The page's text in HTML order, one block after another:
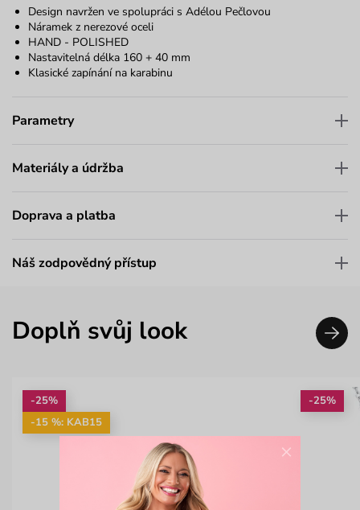
Design navržen ve spolupráci s Adélou Pečlovou
Náramek z nerezové oceli
HAND - POLISHED
Nastavitelná délka 160 + 40 mm
Klasické zapínání na karabinu
Parametry
Materiály a údržba
Doprava a platba
Náš zodpovědný přístup
Doplň svůj look
-25%
-15 %: KAB15
-25%
×